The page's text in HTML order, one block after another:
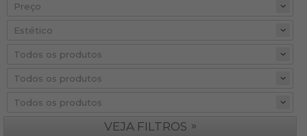
Preço
VEJA FILTROS »